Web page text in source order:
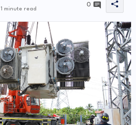
1 minute read
0